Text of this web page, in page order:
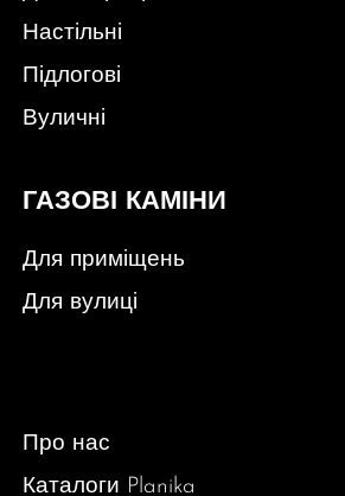
Настільні
Підлогові
Вуличні
ГАЗОВІ КАМІНИ
Для приміщень
Для вулиці
Про нас
Каталоги Planika